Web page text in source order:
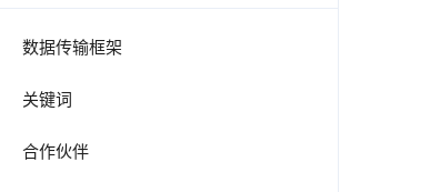
数据传输框架
关键词
合作伙伴